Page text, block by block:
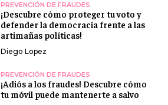
PREVENCIÓN DE FRAUDES
¡Descubre cómo proteger tu voto y
defender la democracia frente a las
artimañas políticas!
Diego Lopez
PREVENCIÓN DE FRAUDES
¡Adiós a los fraudes! Descubre cómo
tu móvil puede mantenerte a salvo